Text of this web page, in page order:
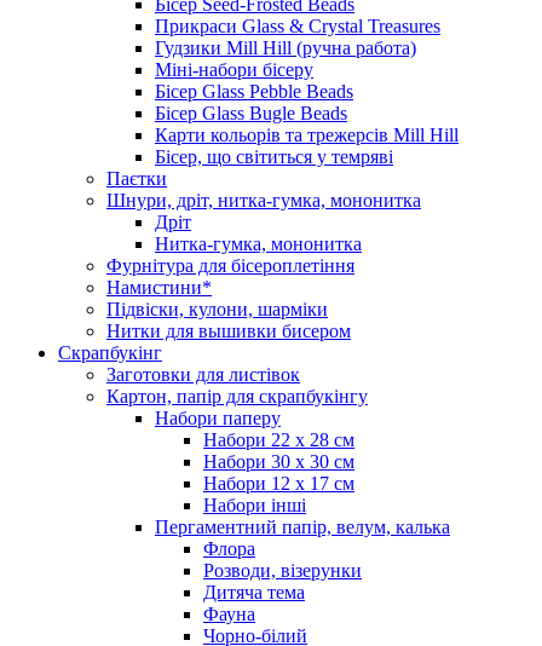
Прикраси Glass & Crystal Treasures
Гудзики Mill Hill (ручна работа)
Міні-набори бісеру
Бісер Glass Pebble Beads
Бісер Glass Bugle Beads
Карти кольорів та трежерсів Mill Hill
Бісер, що світиться у темряві
Паєтки
Шнури, дріт, нитка-гумка, мононитка
Дріт
Нитка-гумка, мононитка
Фурнітура для бісероплетіння
Намистини*
Підвіски, кулони, шарміки
Нитки для вышивки бисером
Скрапбукінг
Заготовки для листівок
Картон, папір для скрапбукінгу
Набори паперу
Набори 22 х 28 см
Набори 30 х 30 см
Набори 12 х 17 см
Набори інші
Пергаментний папір, велум, калька
Флора
Розводи, візерунки
Дитяча тема
Фауна
Чорно-білий